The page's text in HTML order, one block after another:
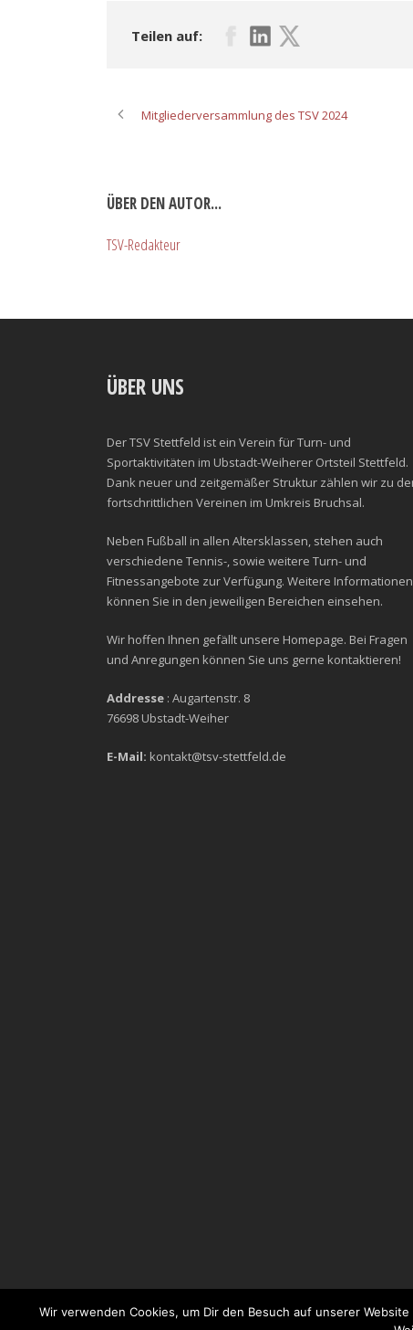
Teilen auf:
Mitgliederversammlung des TSV 2024
ÜBER DEN AUTOR...
TSV-Redakteur
ÜBER UNS
Der TSV Stettfeld ist ein Verein für Turn- und
Sportaktivitäten im Ubstadt-Weiherer Ortsteil Stettfeld.
Dank neuer und zeitgemäßer Struktur zählen wir zu
fortschrittlichen Vereinen im Umkreis Bruchsal.
Neben Fußball in allen Altersklassen, stehen auch
verschiedene Tennis-, sowie weitere Turn- und
Fitnessangebote zur Verfügung. Weitere Informationen
können Sie in den jeweiligen Bereichen einsehen.
Wir hoffen Ihnen gefällt unsere Homepage. Bei Fragen
und Anregungen können Sie uns gerne kontaktieren!
Addresse : Augartenstr. 8
76698 Ubstadt-Weiher
E-Mail: kontakt@tsv-stettfeld.de
Wir verwenden Cookies, um Dir den Besuch auf unserer